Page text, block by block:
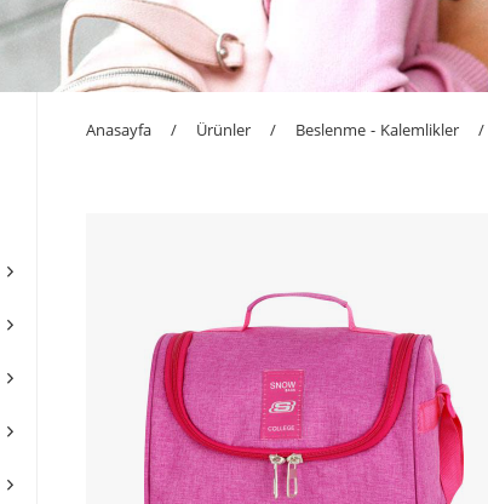
Anasayfa / Ürünler / Beslenme - Kalemlikler /